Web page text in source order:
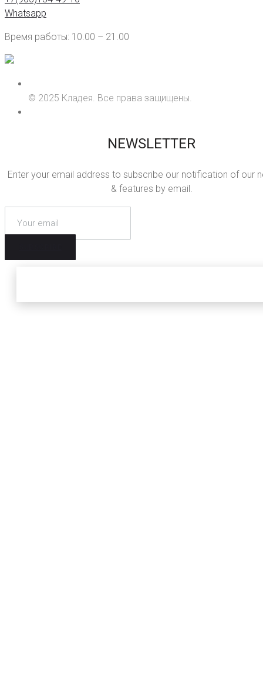
Whatsapp
Время работы: 10.00 – 21.00
© 2025 Кладея. Все права защищены.
NEWSLETTER
Enter your email address to subscribe our notification of our
& features by email.